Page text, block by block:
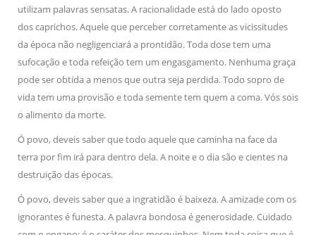
utilizam palavras sensatas. A racionalidade está do lado oposto
dos caprichos. Aquele que perceber corretamente as vicissitudes
da época não negligenciará a prontidão. Toda dose tem uma
sufocação e toda refeição tem um engasgamento. Nenhuma graça
pode ser obtida a menos que outra seja perdida. Todo sopro de
vida tem uma provisão e toda semente tem quem a coma. Vós sois
o alimento da morte.
Ó povo, deveis saber que todo aquele que caminha na face da
terra por fim irá para dentro dela. A noite e o dia são e cientes na
destruição das épocas.
Ó povo, deveis saber que a ingratidão é baixeza. A amizade com os
ignorantes é funesta. A palavra bondosa é generosidade. Cuidado